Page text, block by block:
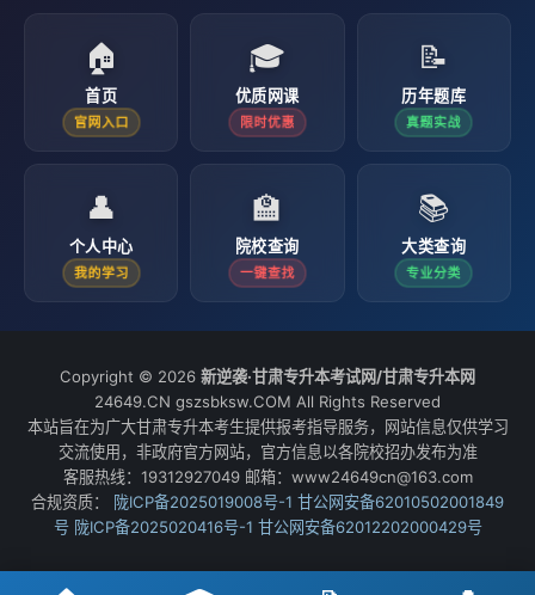
🏠
首页
官网入口
🎓
优质网课
限时优惠
📝
历年题库
真题实战
👤
个人中心
我的学习
🏫
院校查询
一键查找
📚
大类查询
专业分类
Copyright © 2026 新逆袭·甘肃专升本考试网/甘肃专升本网
24649.CN gszsbksw.COM All Rights Reserved
本站旨在为广大甘肃专升本考生提供报考指导服务，网站信息仅供学习
交流使用，非政府官方网站，官方信息以各院校招办发布为准
客服热线：19312927049 邮箱：www24649cn@163.com
合规资质：
陇ICP备2025019008号-1 甘公网安备62010502001849
号 陇ICP备2025020416号-1 甘公网安备62012202000429号